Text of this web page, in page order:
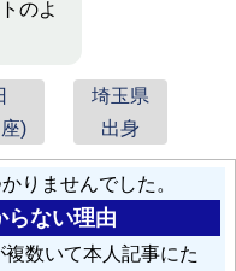
のよ
)
埼玉県
出身
りませんでした。
ない理由
数いて本人記事にた